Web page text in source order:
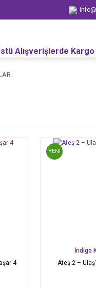
Alışverişlerde Kargo
4
YENİ
İndigo
Ateş 2 –